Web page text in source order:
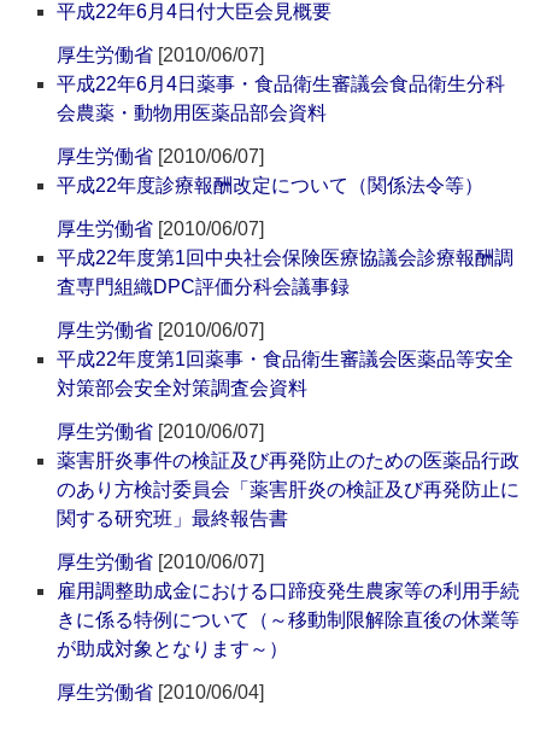
平成22年6月4日付大臣会見概要
厚生労働省 [2010/06/07]
平成22年6月4日薬事・食品衛生審議会食品衛生分科
会農薬・動物用医薬品部会資料
厚生労働省 [2010/06/07]
平成22年度診療報酬改定について（関係法令等）
厚生労働省 [2010/06/07]
平成22年度第1回中央社会保険医療協議会診療報酬調
査専門組織DPC評価分科会議事録
厚生労働省 [2010/06/07]
平成22年度第1回薬事・食品衛生審議会医薬品等安全
対策部会安全対策調査会資料
厚生労働省 [2010/06/07]
薬害肝炎事件の検証及び再発防止のための医薬品行政
のあり方検討委員会「薬害肝炎の検証及び再発防止に
関する研究班」最終報告書
厚生労働省 [2010/06/07]
雇用調整助成金における口蹄疫発生農家等の利用手続
きに係る特例について（～移動制限解除直後の休業等
が助成対象となります～）
厚生労働省 [2010/06/04]